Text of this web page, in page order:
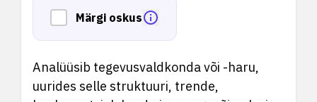
Märgi oskus
Analüüsib tegevusvaldkonda või -haru,
uurides selle struktuuri, trende,